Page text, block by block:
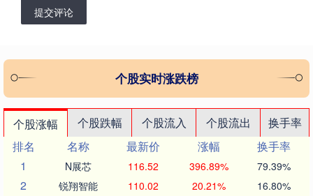
提交评论
个股实时涨跌榜
个股涨幅 个股跌幅 个股流入 个股流出
换手率
排名
名称 最新价 涨幅
换手率
1
N展芯 116.52 396.89% 79.39%
2 锐翔智能 110.02 20.21% 16.80%